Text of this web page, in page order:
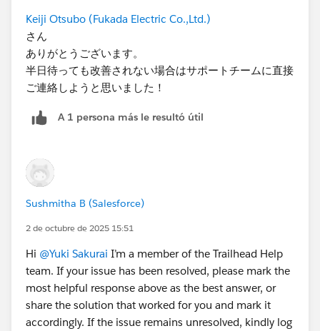
Keiji Otsubo (Fukada Electric Co.,Ltd.)
さん
ありがとうございます。
半日待っても改善されない場合はサポートチームに直接
ご連絡しようと思いました！
A 1 persona más le resultó útil
Sushmitha B (Salesforce)
2 de octubre de 2025 15:51
Hi @Yuki Sakurai I’m a member of the Trailhead Help
team. If your issue has been resolved, please mark the
most helpful response above as the best answer, or
share the solution that worked for you and mark it
accordingly. If the issue remains unresolved, kindly log